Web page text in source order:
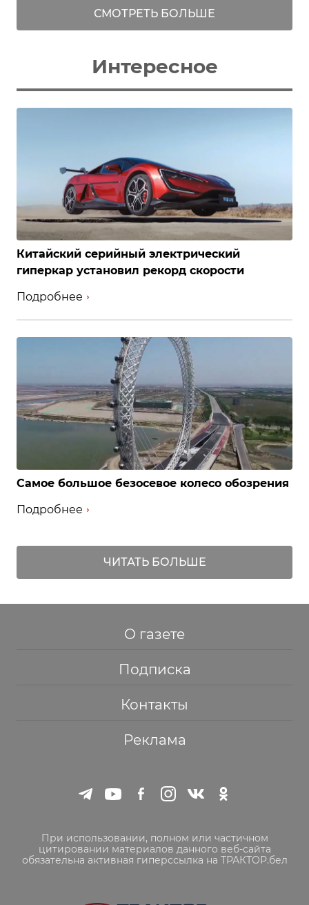
СМОТРЕТЬ БОЛЬШЕ
Интересное
Китайский серийный электрический
гиперкар установил рекорд скорости
Подробнее
Самое большое безосевое колесо обозрения
Подробнее
ЧИТАТЬ БОЛЬШЕ
О газете
Подписка
Контакты
Реклама
При использовании, полном или частичном
цитировании материалов данного веб-сайта
обязательна активная гиперссылка на ТРАКТОР.бел